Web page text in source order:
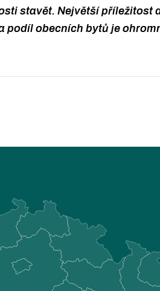
stavět. Největší příležitost
obecních bytů je